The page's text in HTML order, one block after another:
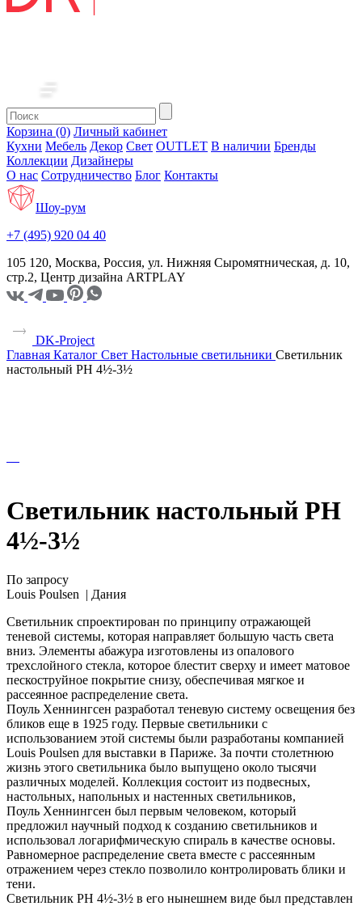
Корзина (0) Личный кабинет
Кухни Мебель Декор Свет OUTLET В наличии Бренды
Коллекции Дизайнеры
О нас Сотрудничество Блог Контакты
Шоу-рум
+7 (495) 920 04 40
105 120, Москва, Россия, ул. Нижняя Сыромятническая, д. 10,
стр.2, Центр дизайна ARTPLAY
DK-Project
Главная Каталог Свет Настольные светильники Светильник
настольный PH 4½-3½
Светильник настольный PH
4½-3½
По запросу
Louis Poulsen | Дания
Светильник спроектирован по принципу отражающей
теневой системы, которая направляет большую часть света
вниз. Элементы абажура изготовлены из опалового
трехслойного стекла, которое блестит сверху и имеет матовое
пескоструйное покрытие снизу, обеспечивая мягкое и
рассеянное распределение света.
Поуль Хеннингсен разработал теневую систему освещения без
бликов еще в 1925 году. Первые светильники с
использованием этой системы были разработаны компанией
Louis Poulsen для выставки в Париже. За почти столетнюю
жизнь этого светильника было выпущено около тысячи
различных моделей. Коллекция состоит из подвесных,
настольных, напольных и настенных светильников,
Поуль Хеннингсен был первым человеком, который
предложил научный подход к созданию светильников и
использовал логарифмическую спираль в качестве основы.
Равномерное распределение света вместе с рассеянным
отражением через стекло позволило контролировать блики и
тени.
Светильник PH 4½-3½ в его нынешнем виде был представлен